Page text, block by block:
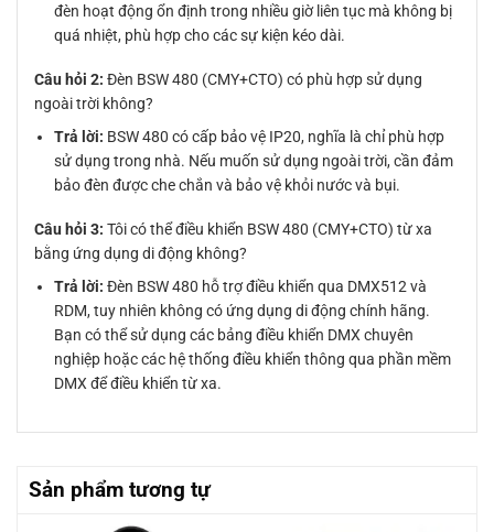
đèn hoạt động ổn định trong nhiều giờ liên tục mà không bị
quá nhiệt, phù hợp cho các sự kiện kéo dài.
Câu hỏi 2: Đèn BSW 480 (CMY+CTO) có phù hợp sử dụng
ngoài trời không?
Trả lời: BSW 480 có cấp bảo vệ IP20, nghĩa là chỉ phù hợp
sử dụng trong nhà. Nếu muốn sử dụng ngoài trời, cần đảm
bảo đèn được che chắn và bảo vệ khỏi nước và bụi.
Câu hỏi 3: Tôi có thể điều khiển BSW 480 (CMY+CTO) từ xa
bằng ứng dụng di động không?
Trả lời: Đèn BSW 480 hỗ trợ điều khiển qua DMX512 và
RDM, tuy nhiên không có ứng dụng di động chính hãng.
Bạn có thể sử dụng các bảng điều khiển DMX chuyên
nghiệp hoặc các hệ thống điều khiển thông qua phần mềm
DMX để điều khiển từ xa.
Sản phẩm tương tự